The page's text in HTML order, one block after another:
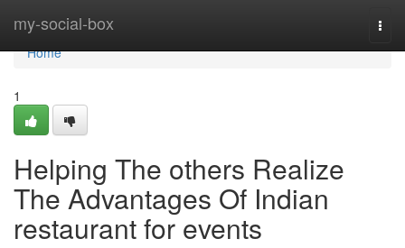
my-social-box
Home
Home
1
Helping The others Realize
The Advantages Of Indian
restaurant for events